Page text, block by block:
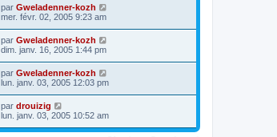
par Gweladenner-kozh
mer. févr. 02, 2005 9:23 am
par Gweladenner-kozh
dim. janv. 16, 2005 1:44 pm
par Gweladenner-kozh
lun. janv. 03, 2005 12:03 pm
par drouizig
lun. janv. 03, 2005 10:52 am